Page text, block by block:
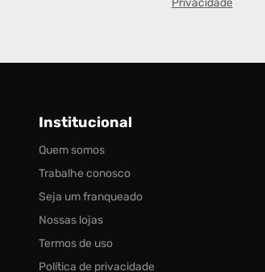
Privacidade
Institucional
Quem somos
Trabalhe conosco
Seja um franqueado
Nossas lojas
Termos de uso
Política de privacidade